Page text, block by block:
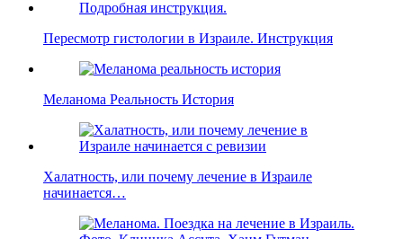
Пересмотр гистологии в Израиле. Инструкция
Меланома Реальность История
Халатность, или почему лечение в Израиле
начинается…